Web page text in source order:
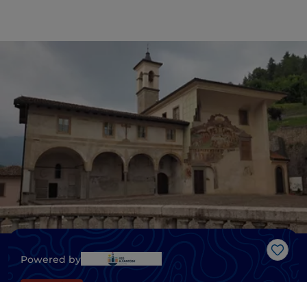
Me
Powered by